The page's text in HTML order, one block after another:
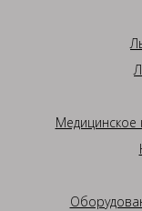
Медицинское